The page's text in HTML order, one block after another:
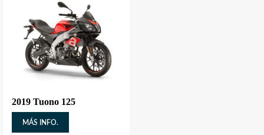
2019 Tuono 125
MÁS INFO.